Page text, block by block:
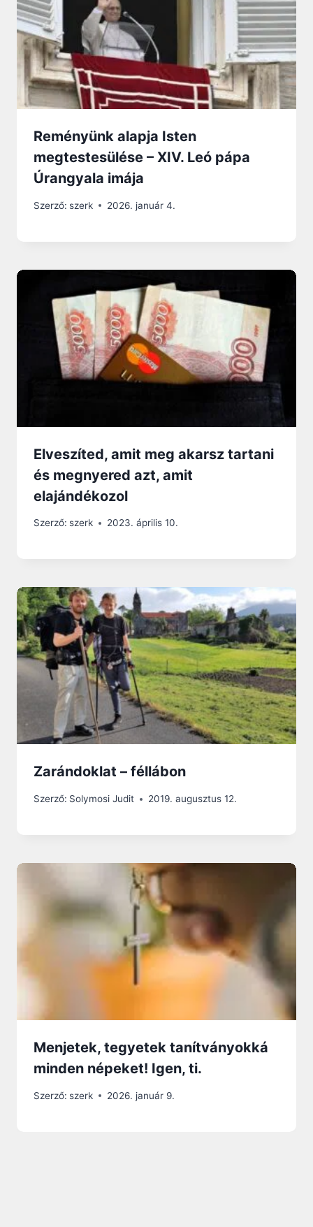
Reményünk alapja Isten
megtestesülése – XIV. Leó pápa
Úrangyala imája
Szerző: szerk 2026. január 4.
Elveszíted, amit meg akarsz tartani
és megnyered azt, amit
elajándékozol
Szerző: szerk 2023. április 10.
Zarándoklat – féllábon
Szerző: Solymosi Judit 2019. augusztus 12.
Menjetek, tegyetek tanítványokká
minden népeket! Igen, ti.
Szerző: szerk 2026. január 9.